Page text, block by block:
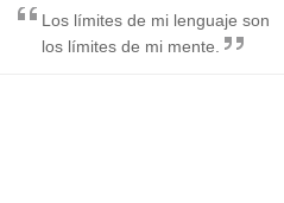
Los límites de mi lenguaje son
los límites de mi mente.